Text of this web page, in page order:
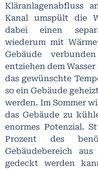
Kläranlagenabfluss
Kanal umspült die
dabei einen
wiederum mit
Gebäude
entziehen dem
das gewünschte
so ein Gebäude
werden. Im Sommer
das Gebäude zu
enormes Potenzial.
Prozent des
Gebäudebereich
gedeckt werden